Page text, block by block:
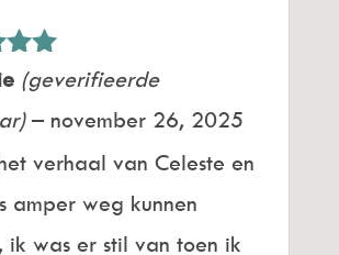
(geverifieerde
– november 26, 2025
verhaal van Celeste en
amper weg kunnen
ik was er stil van toen ik